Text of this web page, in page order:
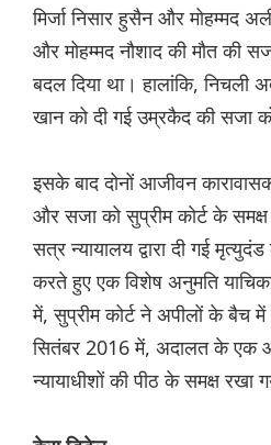
मिर्जा निसार हुसैन और मोहम्मद
और मोहम्मद नौशाद की मौत की
बदल दिया ‌था। हालांकि, निचली
खान को दी गई उम्रकैद की सजा
इसके बाद दोनों आजीवन
और सजा को सुप्रीम कोर्ट के
सत्र न्यायालय द्वारा दी गई
करते हुए एक विशेष अनुमति
में, सुप्रीम कोर्ट ने अपीलों के बैच में
सितंबर 2016 में, अदालत के एक
न्यायाधीशों की पीठ के समक्ष रखा